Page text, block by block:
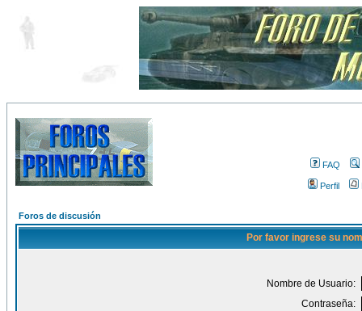
FAQ
Perfil
Foros de discusión
Por favor ingrese su
Nombre de Usuario:
Contraseña: